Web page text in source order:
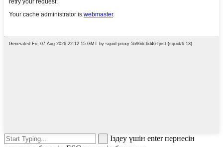
Іздеу үшін enter пернесін